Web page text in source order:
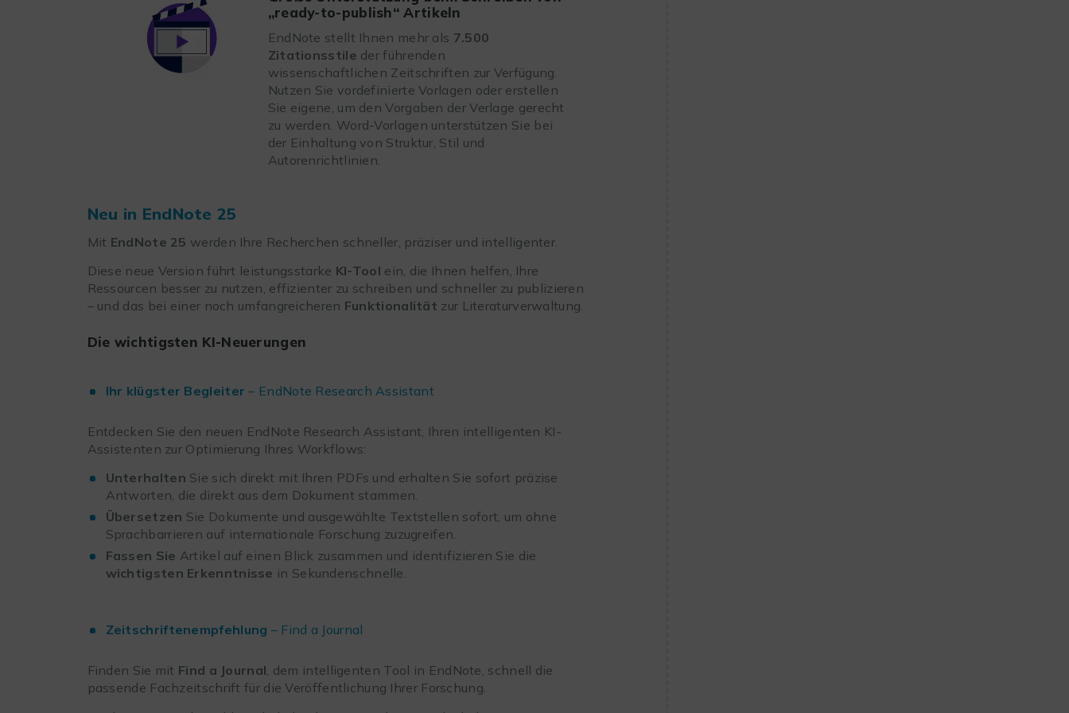
„ready-to-publish“ Artikeln
EndNote stellt Ihnen mehr als 7.500
Zitationsstile der führenden
wissenschaftlichen Zeitschriften zur Verfügung.
Nutzen Sie vordefinierte Vorlagen oder erstellen
Sie eigene, um den Vorgaben der Verlage gerecht
zu werden. Word-Vorlagen unterstützen Sie bei
der Einhaltung von Struktur, Stil und
Autorenrichtlinien.
Neu in EndNote 25
Mit EndNote 25 werden Ihre Recherchen schneller, präziser und intelligenter.
Diese neue Version führt leistungsstarke KI-Tool ein, die Ihnen helfen, Ihre
Ressourcen besser zu nutzen, effizienter zu schreiben und schneller zu publizieren
– und das bei einer noch umfangreicheren Funktionalität zur Literaturverwaltung.
Die wichtigsten KI-Neuerungen
Ihr klügster Begleiter – EndNote Research Assistant
Entdecken Sie den neuen EndNote Research Assistant, Ihren intelligenten KI-
Assistenten zur Optimierung Ihres Workflows:
Unterhalten Sie sich direkt mit Ihren PDFs und erhalten Sie sofort präzise
Antworten, die direkt aus dem Dokument stammen.
Übersetzen Sie Dokumente und ausgewählte Textstellen sofort, um ohne
Sprachbarrieren auf internationale Forschung zuzugreifen.
Fassen Sie Artikel auf einen Blick zusammen und identifizieren Sie die
wichtigsten Erkenntnisse in Sekundenschnelle.
Zeitschriftenempfehlung – Find a Journal
Finden Sie mit Find a Journal, dem intelligenten Tool in EndNote, schnell die
passende Fachzeitschrift für die Veröffentlichung Ihrer Forschung.